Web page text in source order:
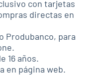
con tarjetas
directas en
Produbanco, para
16 años.
en página web.